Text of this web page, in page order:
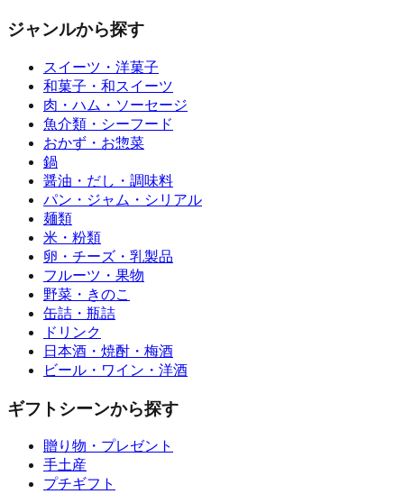
ジャンルから探す
スイーツ・洋菓子
和菓子・和スイーツ
肉・ハム・ソーセージ
魚介類・シーフード
おかず・お惣菜
鍋
醤油・だし・調味料
パン・ジャム・シリアル
麺類
米・粉類
卵・チーズ・乳製品
フルーツ・果物
野菜・きのこ
缶詰・瓶詰
ドリンク
日本酒・焼酎・梅酒
ビール・ワイン・洋酒
ギフトシーンから探す
贈り物・プレゼント
手土産
プチギフト